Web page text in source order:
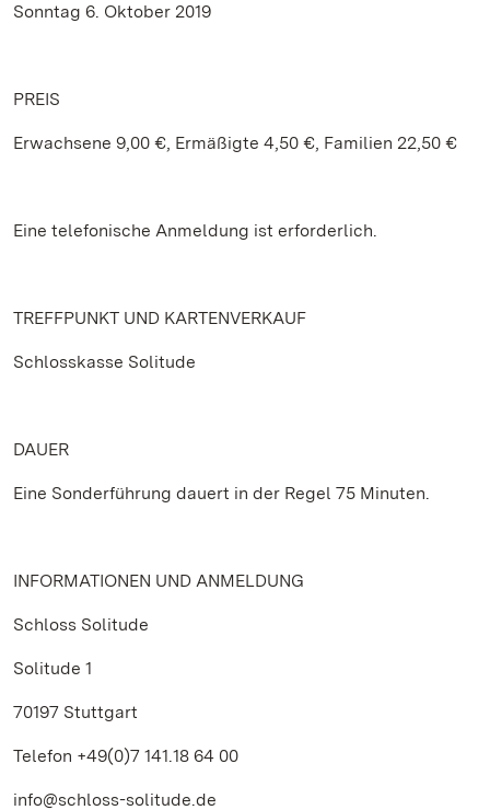
Sonntag 6. Oktober 2019
PREIS
Erwachsene 9,00 €, Ermäßigte 4,50 €, Familien 22,50 €
Eine telefonische Anmeldung ist erforderlich.
TREFFPUNKT UND KARTENVERKAUF
Schlosskasse Solitude
DAUER
Eine Sonderführung dauert in der Regel 75 Minuten.
INFORMATIONEN UND ANMELDUNG
Schloss Solitude
Solitude 1
70197 Stuttgart
Telefon +49(0)7 141.18 64 00
info@schloss-solitude.de